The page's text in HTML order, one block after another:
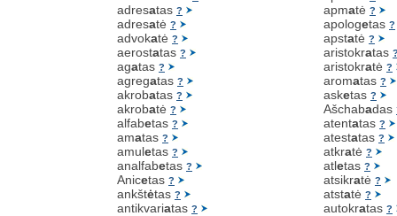
adresatas ?
adresatė ?
advokatė ?
aerostatas ?
agatas ?
agregatas ?
akrobatas ?
akrobatė ?
alfabetas ?
amatas ?
amuletas ?
analfabetas ?
Anicetas ?
ankštėtas ?
antikvariatas ?
apmatė ?
apologetas ?
apstatė ?
aristokratas
aristokratė ?
aromatas ?
asketas ?
Ašchabadas
atentatas ?
atestatas ?
atkratė ?
atletas ?
atsikratė ?
atstatė ?
autokratas ?